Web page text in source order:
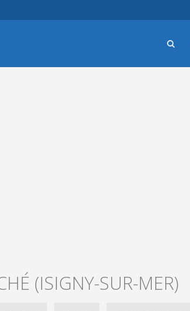
(ISIGNY-SUR-MER)